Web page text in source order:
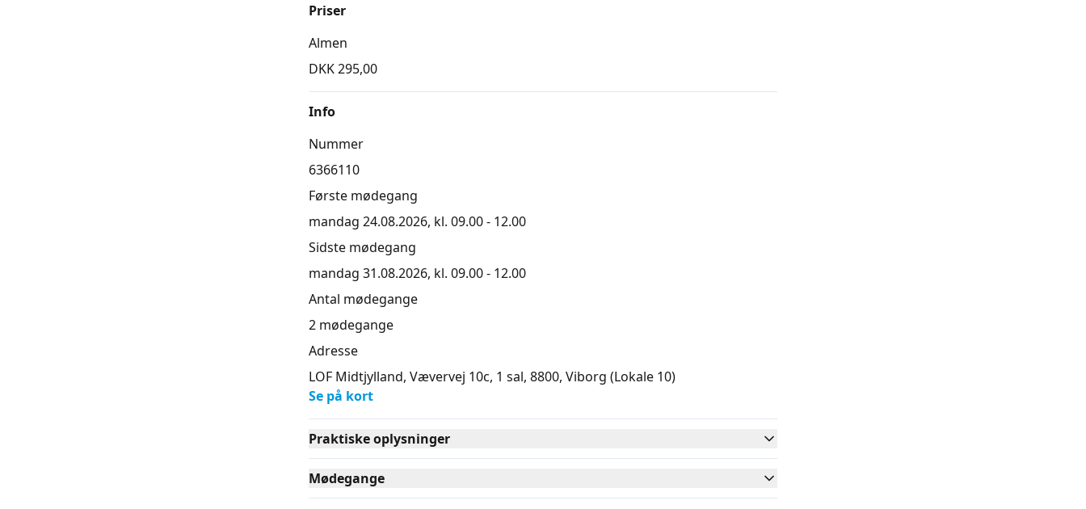
egne og andres informationer. Hvem kigger med?
Priser
Almen
DKK 295,00
Info
Nummer
6366110
Første mødegang
mandag 24.08.2026, kl. 09.00 - 12.00
Sidste mødegang
mandag 31.08.2026, kl. 09.00 - 12.00
Antal mødegange
2 mødegange
Adresse
LOF Midtjylland, Vævervej 10c, 1 sal, 8800, Viborg (Lokale 10)
Se på kort
Praktiske oplysninger
Mødegange